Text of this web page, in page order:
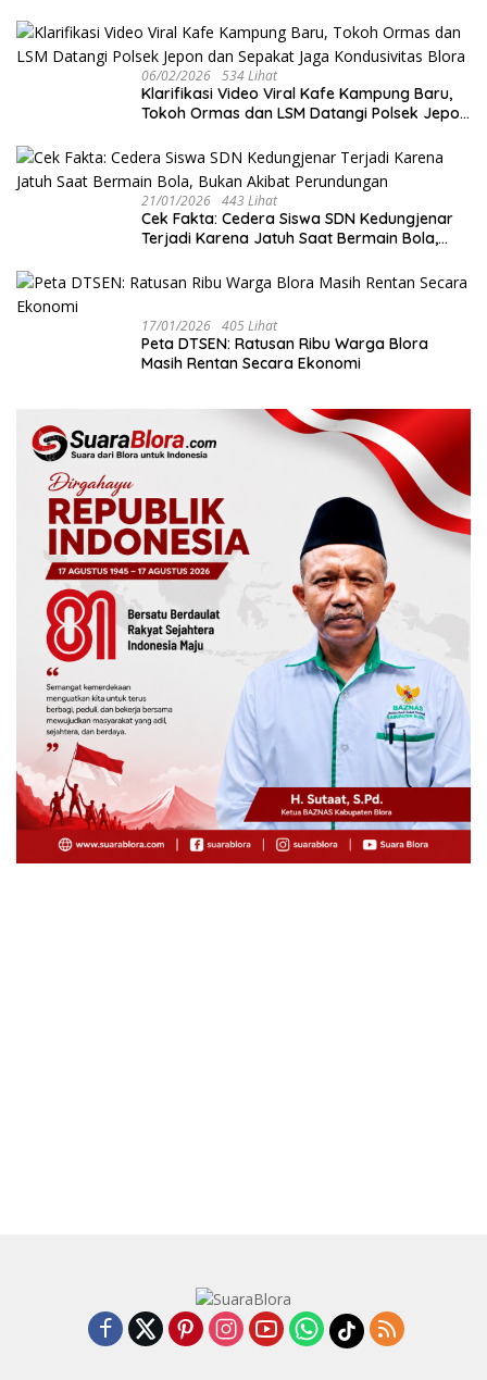
06/02/2026 534 Lihat
‎Klarifikasi Video Viral Kafe Kampung Baru,
Tokoh Ormas dan LSM Datangi Polsek Jepon
21/01/2026 443 Lihat
Cek Fakta: Cedera Siswa SDN Kedungjenar
Terjadi Karena Jatuh Saat Bermain Bola,
17/01/2026 405 Lihat
‎Peta DTSEN: Ratusan Ribu Warga Blora
Masih Rentan Secara Ekonomi